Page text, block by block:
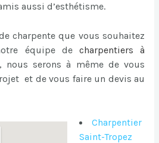
aussi d’esthétisme.
charpente que vous souhaitez
équipe de charpentiers à
, nous serons à même de vous
et de vous faire un devis au
Charpentier
Saint-Tropez